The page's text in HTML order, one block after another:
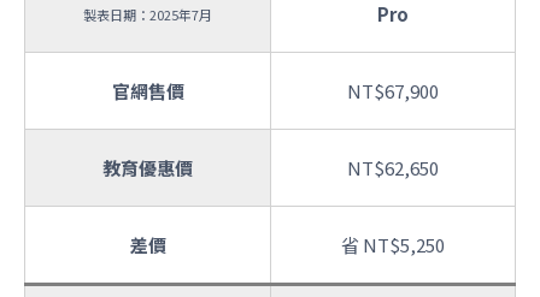
製表日期：2025年7月
Pro
官網售價 NT$67,900
教育優惠價 NT$62,650
差價 省 NT$5,250